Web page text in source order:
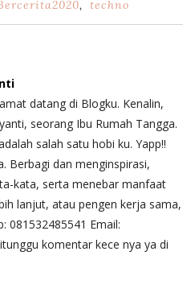
, techno
datang di Blogku. Kenalin,
seorang Ibu Rumah Tangga.
salah satu hobi ku. Yapp!!
Berbagi dan menginspirasi,
kata, serta menebar manfaat
lanjut, atau pengen kerja sama,
081532485541 Email:
komentar kece nya ya di